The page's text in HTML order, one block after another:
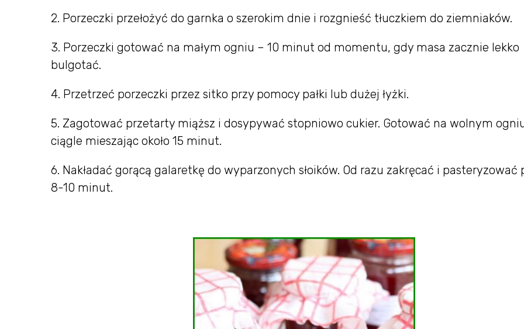
2. Porzeczki przełożyć do garnka o szerokim dnie i rozgnieść tłuczkiem do ziemniaków.
3. Porzeczki gotować na małym ogniu – 10 minut od momentu, gdy masa zacznie lekko
bulgotać.
4. Przetrzeć porzeczki przez sitko przy pomocy pałki lub dużej łyżki.
5. Zagotować przetarty miąższ i dosypywać stopniowo cukier. Gotować na wolnym
ciągle mieszając około 15 minut.
6. Nakładać gorącą galaretkę do wyparzonych słoików. Od razu zakręcać i pasteryzować
8-10 minut.